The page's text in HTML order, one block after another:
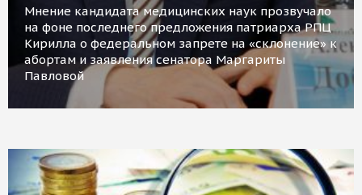
Мнение кандидата медицинских наук прозвучало
на фоне последнего предложения патриарха РПЦ
Кирилла о федеральном запрете на «склонение» к
абортам и заявления сенатора Маргариты
Павловой